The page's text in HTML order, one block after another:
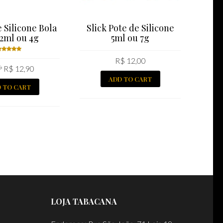
Silicone Bola
ou 4g
out
of 5
R$ 12,90
TO CART
Slick Pote de Silicone
5ml ou 7g
R$ 12,00
ADD TO CART
LOJA TABACANA